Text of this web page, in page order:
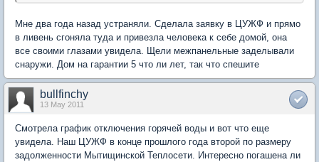
Мне два года назад устраняли. Сделала заявку в ЦУЖФ и прямо
в ливень сгоняла туда и привезла человека к себе домой, она
все своими глазами увидела. Щели межпанельные заделывали
снаружи. Дом на гарантии 5 что ли лет, так что спешите
bullfinchy
13 May 2011
Смотрела график отключения горячей воды и вот что еще
увидела. Наш ЦУЖФ в конце прошлого года второй по размеру
задолженности Мытищинской Теплосети. Интересно погашена ли